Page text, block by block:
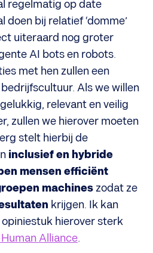
regelmatig op date
doen bij relatief ‘domme’
uiteraard nog groter
AI bots en robots.
met hen zullen een
Als we willen
relevant en veilig
zullen we hierover moeten
stelt hierbij de
inclusief en hybride
mensen efficiënt
machineszodat ze
krijgen. Ik kan
hierover sterk
Alliance.